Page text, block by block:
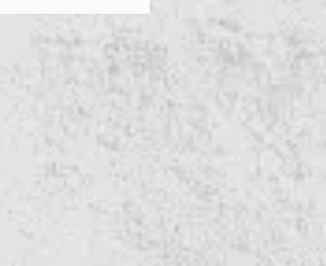
van der Ha